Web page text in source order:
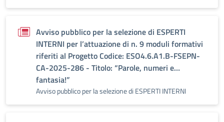
Avviso pubblico per la selezione di ESPERTI
INTERNI per l’attuazione di n. 9 moduli formativi
riferiti al Progetto Codice: ESO4.6.A1.B-FSEPN-
CA-2025-286 - Titolo: “Parole, numeri e…
fantasia!”
Avviso pubblico per la selezione di ESPERTI INTERNI